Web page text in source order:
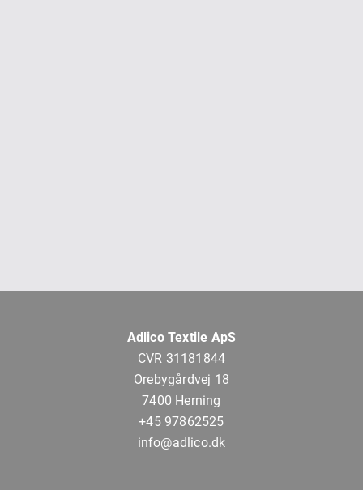
Adlico Textile ApS
CVR 31181844
Orebygårdvej 18
7400 Herning
+45 97862525
info@adlico.dk